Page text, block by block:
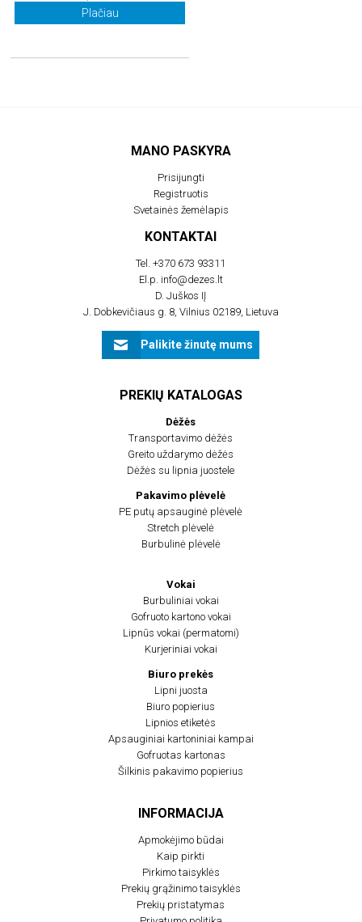
Plačiau
MANO PASKYRA
Prisijungti
Registruotis
Svetainės žemėlapis
KONTAKTAI
Tel.+370 673 93311
El.p. info@dezes.lt
D. Juškos IĮ
J. Dobkevičiaus g. 8, Vilnius 02189, Lietuva
Palikite žinutę mums
PREKIŲ KATALOGAS
Dėžės
Transportavimo dėžės
Greito uždarymo dėžės
Dėžės su lipnia juostele
Pakavimo plėvelė
PE putų apsauginė plėvelė
Stretch plėvelė
Burbulinė plėvelė
Vokai
Burbuliniai vokai
Gofruoto kartono vokai
Lipnūs vokai (permatomi)
Kurjeriniai vokai
Biuro prekės
Lipni juosta
Biuro popierius
Lipnios etiketės
Apsauginiai kartoniniai kampai
Gofruotas kartonas
Šilkinis pakavimo popierius
INFORMACIJA
Apmokėjimo būdai
Kaip pirkti
Pirkimo taisyklės
Prekių grąžinimo taisyklės
Prekių pristatymas